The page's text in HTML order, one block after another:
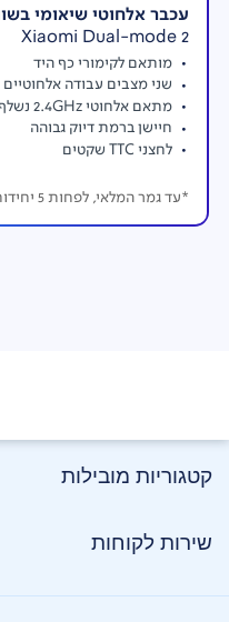
עכבר אלחוטי שיאומי בשווי
Xiaomi Dual-mode 2
מותאם לקימורי כף היד
שני מצבים עבודה אלחוטיים
מתאם אלחוטי 2.4GHz נשלף
חיישן ברמת דיוק גבוהה
לחצני TTC שקטים
*עד גמר המלאי, לפחות 5 יחידות במלאי
קטגוריות מובילות
שירות לקוחות